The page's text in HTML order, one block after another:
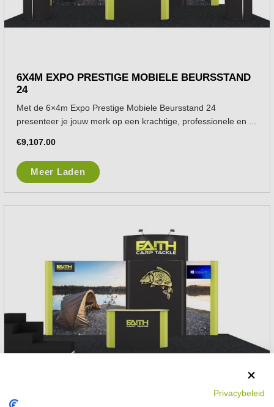
6X4M EXPO PRESTIGE MOBIELE BEURSSTAND
24
Met de 6×4m Expo Prestige Mobiele Beursstand 24
presenteer je jouw merk op een krachtige, professionele en ...
€9,107.00
Meer Laden
Privacybeleid